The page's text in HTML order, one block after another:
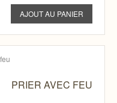
PRIER AVEC FEU